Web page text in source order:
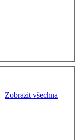
| Zobrazit všechna